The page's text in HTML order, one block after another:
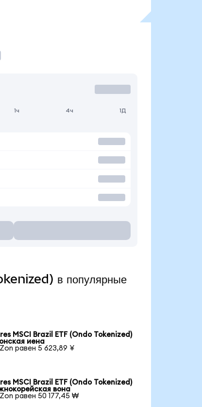
1ч 4ч 1Д
в популярные
MSCI Brazil ETF (Ondo Tokenized)
иена
равен 5 623,89 ¥
MSCI Brazil ETF (Ondo Tokenized)
вона
равен 50 177,45 ₩